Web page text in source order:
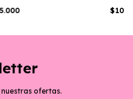
ofertas.